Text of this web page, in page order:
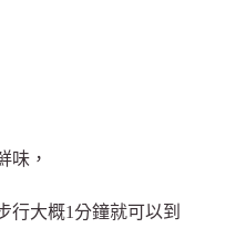
味，
行大概1分鐘就可以到